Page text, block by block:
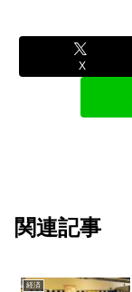
X
関連記事
経済